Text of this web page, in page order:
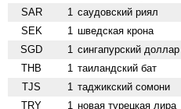
SAR 1 саудовский риял
SEK 1 шведская крона
SGD 1 сингапурский доллар
THB 1 таиландский бат
TJS 1 таджикский сомони
TRY 1 новая турецкая лира